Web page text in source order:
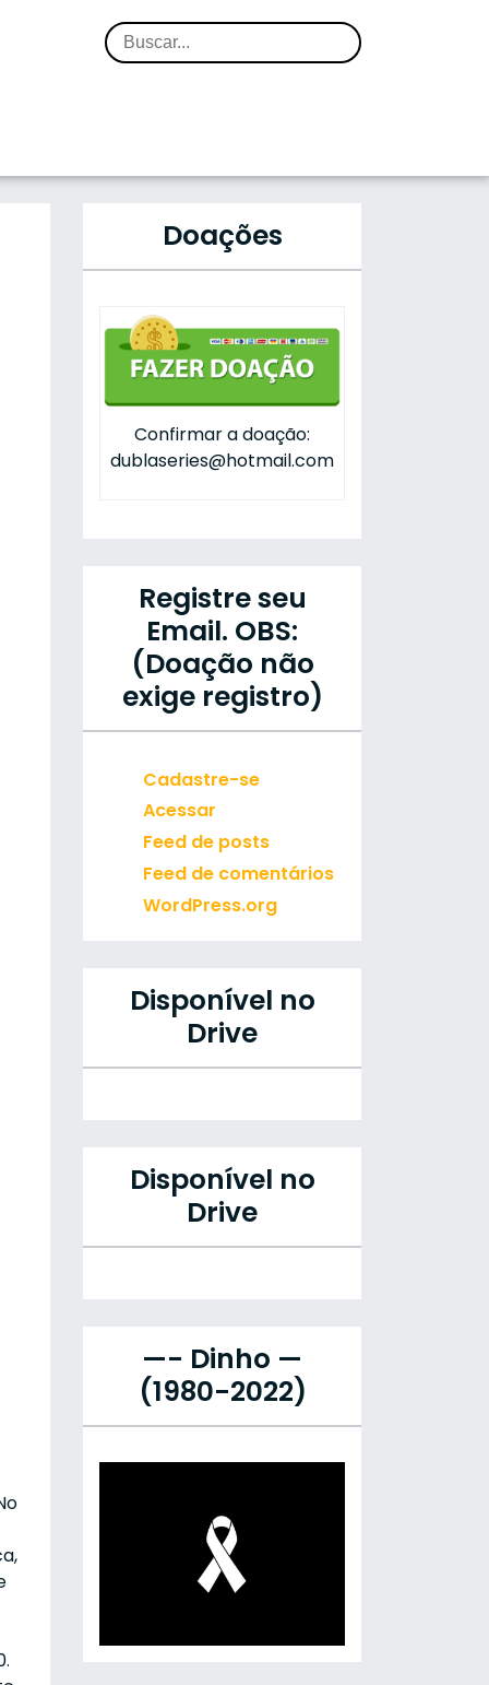
Doações
Confirmar a doação:
dublaseries@hotmail.com
Registre seu
Email. OBS:
(Doação não
exige registro)
Cadastre-se
Acessar
Feed de posts
Feed de comentários
WordPress.org
Disponível no
Drive
Disponível no
Drive
—- Dinho —
(1980-2022)